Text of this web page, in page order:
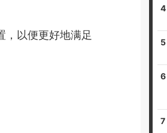
，以便更好地满足